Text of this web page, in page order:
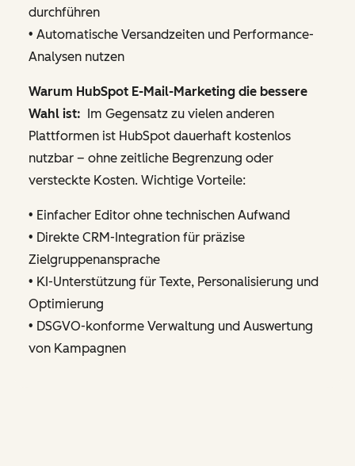
durchführen
• Automatische Versandzeiten und Performance-
Analysen nutzen
Warum HubSpot E-Mail-Marketing die bessere
Wahl ist:
Im Gegensatz zu vielen anderen
Plattformen ist HubSpot dauerhaft kostenlos
nutzbar – ohne zeitliche Begrenzung oder
versteckte Kosten. Wichtige Vorteile:
• Einfacher Editor ohne technischen Aufwand
• Direkte CRM-Integration für präzise
Zielgruppenansprache
• KI-Unterstützung für Texte, Personalisierung und
Optimierung
• DSGVO-konforme Verwaltung und Auswertung
von Kampagnen